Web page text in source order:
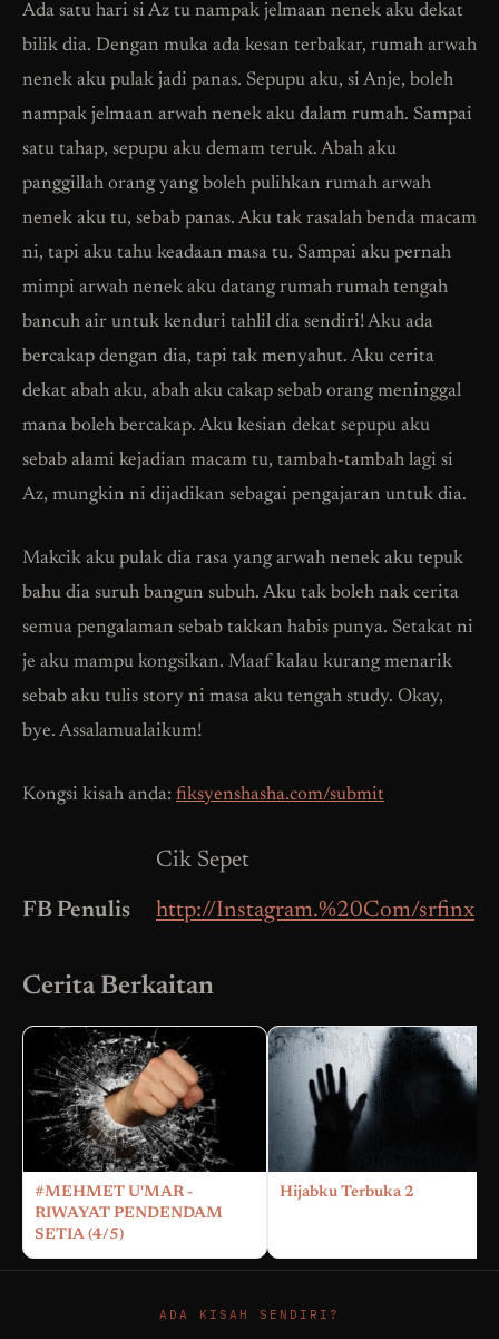
Ada satu hari si Az tu nampak jelmaan nenek aku dekat
bilik dia. Dengan muka ada kesan terbakar, rumah arwah
nenek aku pulak jadi panas. Sepupu aku, si Anje, boleh
nampak jelmaan arwah nenek aku dalam rumah. Sampai
satu tahap, sepupu aku demam teruk. Abah aku
panggillah orang yang boleh pulihkan rumah arwah
nenek aku tu, sebab panas. Aku tak rasalah benda macam
ni, tapi aku tahu keadaan masa tu. Sampai aku pernah
mimpi arwah nenek aku datang rumah rumah tengah
bancuh air untuk kenduri tahlil dia sendiri! Aku ada
bercakap dengan dia, tapi tak menyahut. Aku cerita
dekat abah aku, abah aku cakap sebab orang meninggal
mana boleh bercakap. Aku kesian dekat sepupu aku
sebab alami kejadian macam tu, tambah-tambah lagi si
Az, mungkin ni dijadikan sebagai pengajaran untuk dia.
Makcik aku pulak dia rasa yang arwah nenek aku tepuk
bahu dia suruh bangun subuh. Aku tak boleh nak cerita
semua pengalaman sebab takkan habis punya. Setakat ni
je aku mampu kongsikan. Maaf kalau kurang menarik
sebab aku tulis story ni masa aku tengah study. Okay,
bye. Assalamualaikum!
Kongsi kisah anda: fiksyenshasha.com/submit
Cik Sepet
FB Penulis http://Instagram.%20Com/srfinx
Cerita Berkaitan
#MEHMET U'MAR -
RIWAYAT PENDENDAM
SETIA (4/5)
Hijabku Terbuka 2
ADA KISAH SENDIRI?